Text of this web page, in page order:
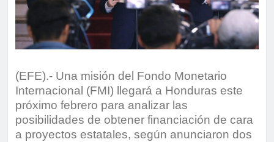
(EFE).- Una misión del Fondo Monetario
Internacional (FMI) llegará a Honduras este
próximo febrero para analizar las
posibilidades de obtener financiación de cara
a proyectos estatales, según anunciaron dos